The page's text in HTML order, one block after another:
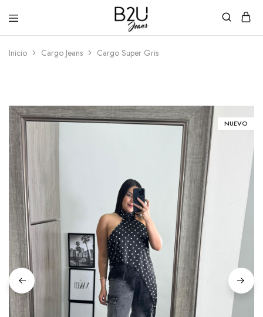
Jeans
en
Inicio Cargo Jeans Cargo Super Gris
NUEVO